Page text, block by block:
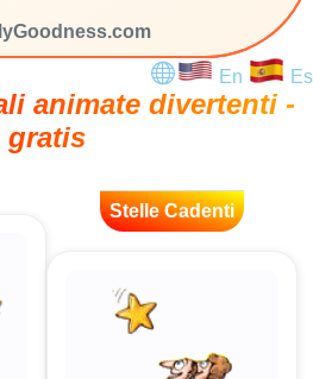
En Es
animate divertenti -
gratis
Stelle Cadenti